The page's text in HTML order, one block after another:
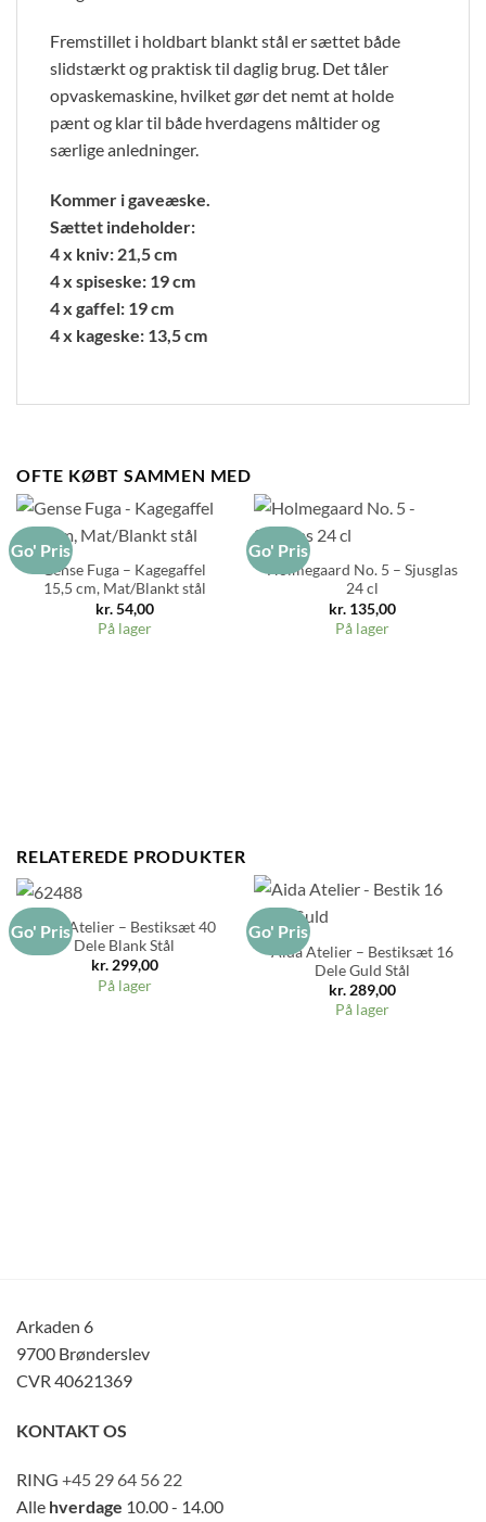
Fremstillet i holdbart blankt stål er sættet både
slidstærkt og praktisk til daglig brug. Det tåler
opvaskemaskine, hvilket gør det nemt at holde
pænt og klar til både hverdagens måltider og
særlige anledninger.
Kommer i gaveæske.
Sættet indeholder:
4 x kniv: 21,5 cm
4 x spiseske: 19 cm
4 x gaffel: 19 cm
4 x kageske: 13,5 cm
OFTE KØBT SAMMEN MED
Go' Pris
Gense Fuga – Kagegaffel
15,5 cm, Mat/Blankt stål
kr.54,00
På lager
Go' Pris
Holmegaard No. 5 – Sjusglas
24 cl
kr.135,00
På lager
RELATEREDE PRODUKTER
Go' Pris
Aida Atelier – Bestiksæt 40
Dele Blank Stål
kr.299,00
På lager
Go' Pris
Aida Atelier – Bestiksæt 16
Dele Guld Stål
kr.289,00
På lager
Arkaden 6
9700 Brønderslev
CVR 40621369
KONTAKT OS
RING +45 29 64 56 22
Alle hverdage 10.00 - 14.00